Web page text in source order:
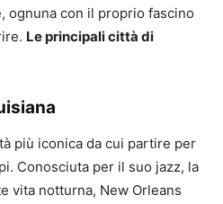
ognuna con il proprio fascino
Le principali città di
più iconica da cui partire per
Conosciuta per il suo jazz, la
vita notturna, New Orleans